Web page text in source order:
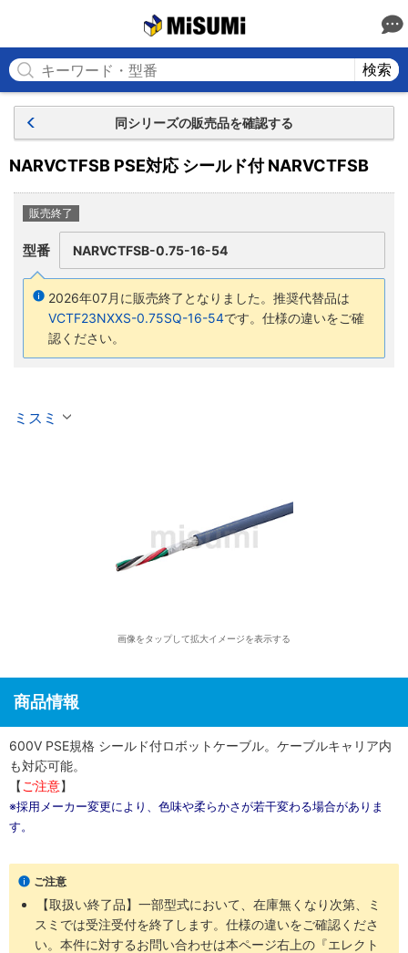
検索
同シリーズの販売品を確認する
NARVCTFSB PSE対応 シールド付 NARVCTFSB
販売終了
型番 NARVCTFSB-0.75-16-54
2026年07月に販売終了となりました。 推奨代替品は
VCTF23NXXS-0.75SQ-16-54です。仕様の違いをご確
認ください。
ミスミ
画像をタップして拡大イメージを表示する
商品情報
600V PSE規格 シールド付ロボットケーブル。ケーブルキャリア内
も対応可能。
【 ご注意】
※採用メーカー変更により、色味や柔らかさが若干変わる場合がありま
す。
ご注意
【取扱い終了品】一部型式において、在庫無くなり次第、ミ
スミでは受注受付を終了します。仕様の違いをご確認くださ
い。本件に対するお問い合わせは本ページ右上の『エレクト